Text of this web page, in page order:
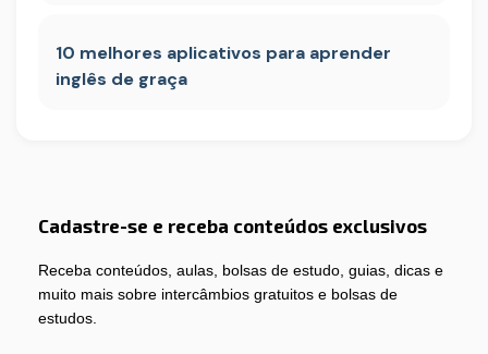
10 melhores aplicativos para aprender
inglês de graça
Cadastre-se e receba conteúdos exclusivos
Receba conteúdos, aulas, bolsas de estudo, guias, dicas e
muito mais sobre intercâmbios gratuitos e bolsas de
estudos.